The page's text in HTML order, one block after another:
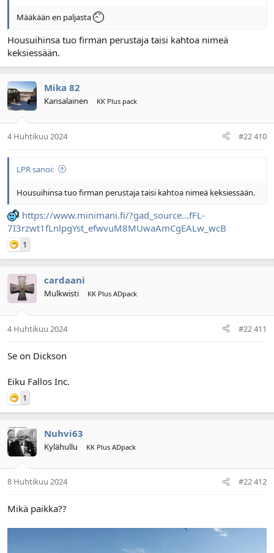
Määkään en paljasta
Housuihinsa tuo firman perustaja taisi kahtoa nimeä
keksiessään.
Mika 82
Kansalainen KK Plus pack
4 Huhtikuu 2024 #22 410
LPR sanoi:
Housuihinsa tuo firman perustaja taisi kahtoa nimeä keksiessään.
https://www.minimani.fi/?gad_source...fFL-
7I3rzwt1fLnlpgYst_efwvuM8MUwaAmCgEALw_wcB
1
cardaani
Mulkwisti KK Plus ADpack
4 Huhtikuu 2024 #22 411
Se on Dickson
Eiku Fallos Inc.
1
Nuhvi63
Kylähullu KK Plus ADpack
8 Huhtikuu 2024 #22 412
Mikä paikka??